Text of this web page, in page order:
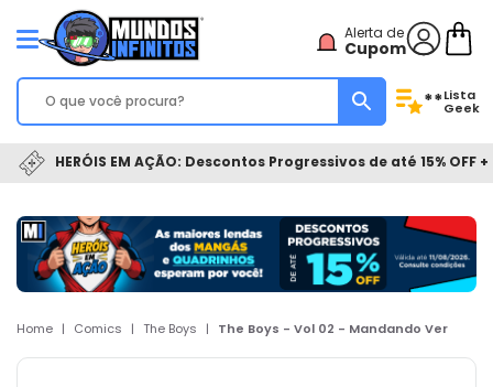
Alerta de
Cupom
**Lista
Geek
HERÓIS EM AÇÃO: Descontos Progressivos de até 15% OFF
Home | Comics | The Boys | The Boys - Vol 02 - Mandando Ver